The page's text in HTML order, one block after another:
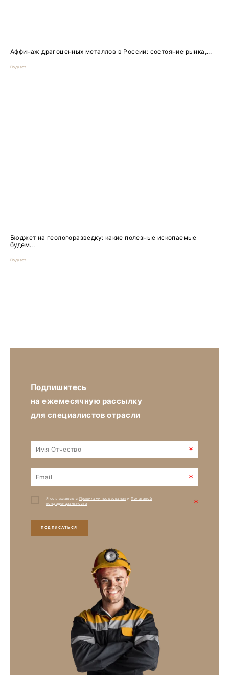
Аффинаж драгоценных металлов в России: состояние рынка,...
Подкаст
Бюджет на геологоразведку: какие полезные ископаемые
будем...
Подкаст
Подпишитесь
на ежемесячную рассылку
для специалистов отрасли
*
*
Я соглашаюсь с Правилами пользования иПолитикой
конфиденциальности
*
ПОДПИСАТЬСЯ